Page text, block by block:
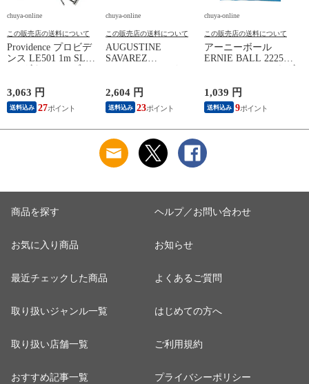
chuya-online
この販売店の送料について
Providence プロビデ
ンス LE501 1m SL
3,063 円
送料込み 27
chuya-online
この販売店の送料について
AUGUSTINE
SAVAREZ
2,604 円
送料込み 23
chuya-online
この販売店の送料について
アーニーボール
ERNIE BALL 2225
1,039 円
送料込み 9
商品を探す
お気に入り商品
最近チェックした商品
取り扱いジャンル一覧
取り扱い店舗一覧
おすすめ記事一覧
ヘルプ／お問い合わせ
お知らせ
よくあるご質問
はじめての方へ
ご利用規約
プライバシーポリシー